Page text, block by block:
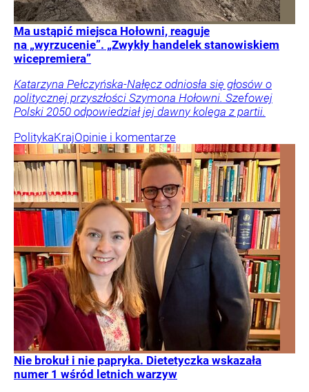
Ma ustąpić miejsca Hołowni, reaguje
na „wyrzucenie”. „Zwykły handelek stanowiskiem
wicepremiera”
Katarzyna Pełczyńska-Nałęcz odniosła się głosów o
politycznej przyszłości Szymona Hołowni. Szefowej
Polski 2050 odpowiedział jej dawny kolega z partii.
PolitykaKrajOpinie i komentarze
Nie brokuł i nie papryka. Dietetyczka wskazała
numer 1 wśród letnich warzyw